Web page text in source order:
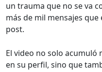
un trauma que no se va
más de mil mensajes
post.
El video no solo acumuló
en su perfil, sino que